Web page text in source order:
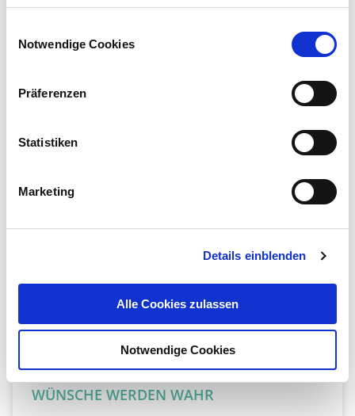
Cookie Richtlinie.
Notwendige Cookies
Präferenzen
Statistiken
Marketing
Details einblenden
Alle Cookies zulassen
Notwendige Cookies
WÜNSCHE WERDEN WAHR